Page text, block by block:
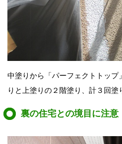
中塗りから「パーフェクトトップ
りと上塗りの２階塗り、計３回塗
裏の住宅との境目に注意